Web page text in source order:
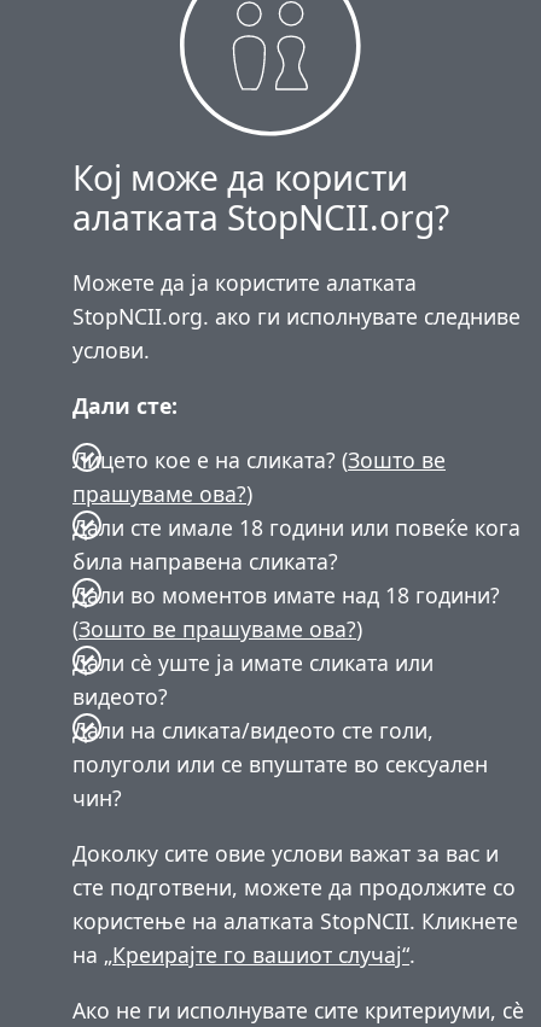
Кој може да користи
алатката StopNCII.org?
Можете да ја користите алатката
StopNCII.org. ако ги исполнувате следниве
услови.
Дали сте:
Лицето кое е на сликата? (Зошто ве
прашуваме ова?)
Дали сте имале 18 години или повеќе кога
била направена сликата?
Дали во моментов имате над 18 години?
(Зошто ве прашуваме ова?)
Дали сѐ уште ја имате сликата или
видеото?
Дали на сликата/видеото сте голи,
полуголи или се впуштате во сексуален
чин?
Доколку сите овие услови важат за вас и
сте подготвени, можете да продолжите со
користење на алатката StopNCII. Кликнете
на „Креирајте го вашиот случај“.
Ако не ги исполнувате сите критериуми, сѐ